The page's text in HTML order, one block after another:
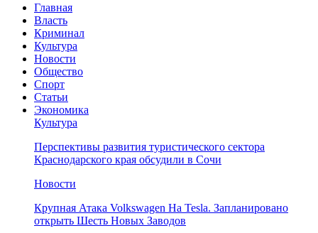
Главная
Власть
Криминал
Культура
Новости
Общество
Спорт
Статьи
Экономика
Культура
Перспективы развития туристического сектора
Краснодарского края обсудили в Сочи
Новости
Крупная Атака Volkswagen На Tesla. Запланировано
открыть Шесть Новых Заводов